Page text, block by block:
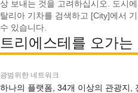
상 보내는 것을 고려하십시오. 도시
탈리아 기차를 검색하고 [City]에서
수 있습니다.
트리에스테를 오가
광범위한 네트워크
하나의 플랫폼, 34개 이상의 관광지,